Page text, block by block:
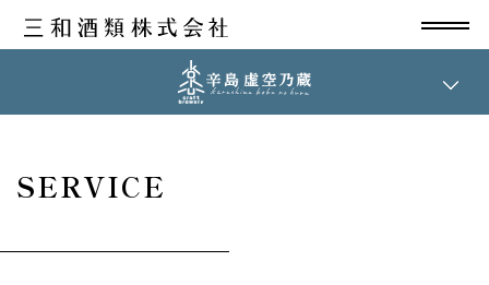
English Site
SERVICE